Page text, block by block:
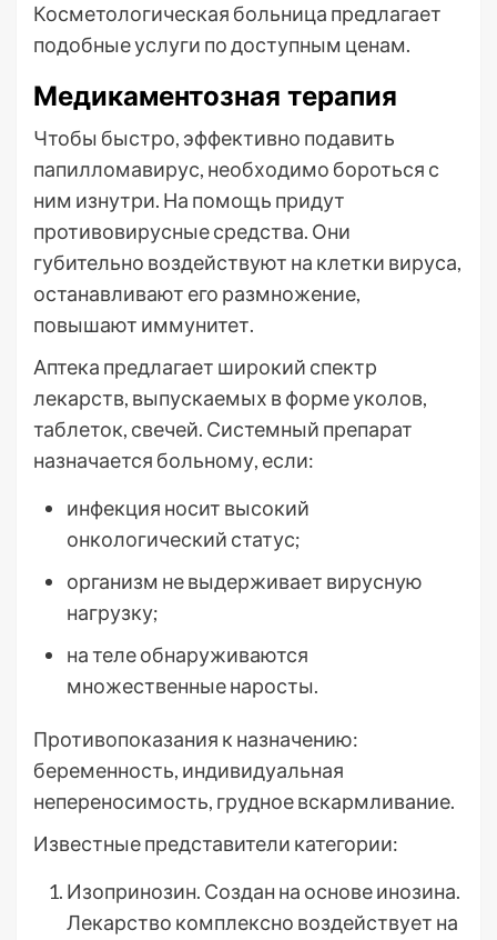
Косметологическая больница предлагает
подобные услуги по доступным ценам.
Медикаментозная терапия
Чтобы быстро, эффективно подавить
папилломавирус, необходимо бороться с
ним изнутри. На помощь придут
противовирусные средства. Они
губительно воздействуют на клетки вируса,
останавливают его размножение,
повышают иммунитет.
Аптека предлагает широкий спектр
лекарств, выпускаемых в форме уколов,
таблеток, свечей. Системный препарат
назначается больному, если:
инфекция носит высокий
онкологический статус;
организм не выдерживает вирусную
нагрузку;
на теле обнаруживаются
множественные наросты.
Противопоказания к назначению:
беременность, индивидуальная
непереносимость, грудное вскармливание.
Известные представители категории:
Изопринозин. Создан на основе инозина.
Лекарство комплексно воздействует на